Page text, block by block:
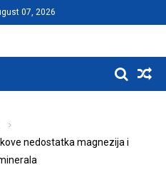
07, 2026
nedostatka magnezija i